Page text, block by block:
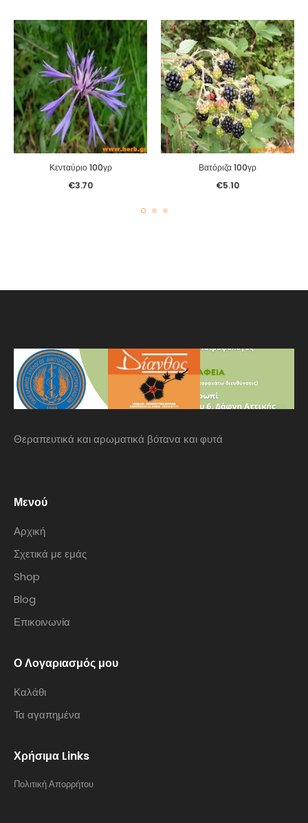
Κενταύριο 100γρ
€3.70
Βατόριζα 100γρ
€5.10
Θεραπευτικά και αρωματικά βότανα και φυτά
Μενού
Αρχική
Σχετικά με εμάς
Shop
Blog
Επικοινωνία
Ο Λογαριασμός μου
Καλάθι
Τα αγαπημένα
Χρήσιμα Links
Πολιτική Απορρήτου